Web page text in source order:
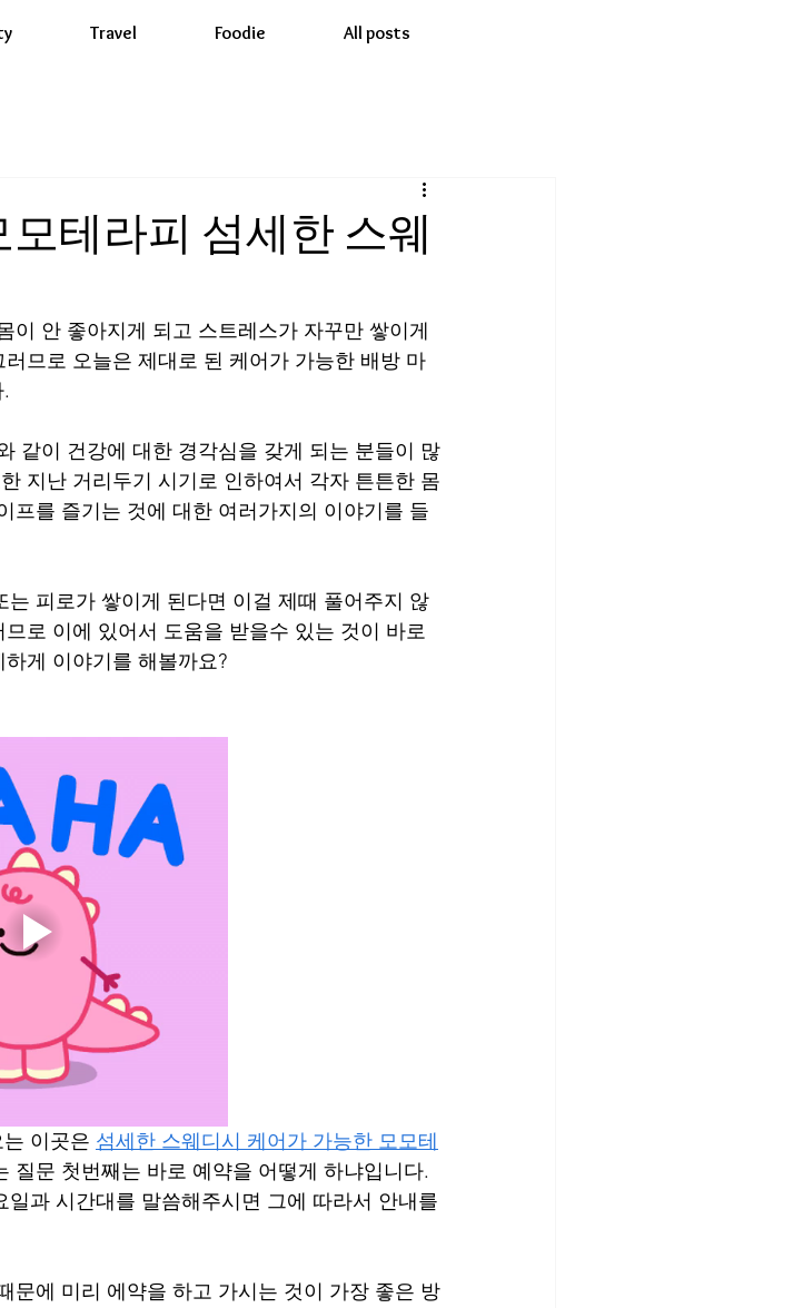
Travel Foodie All posts
테라피 섬세한 스웨
이 안 좋아지게 되고 스트레스가 자꾸만 쌓이게
므로 오늘은 제대로 된 케어가 가능한 배방 마
같이 건강에 대한 경각심을 갖게 되는 분들이 많
지난 거리두기 시기로 인하여서 각자 튼튼한 몸
프를 즐기는 것에 대한 여러가지의 이야기를 들
피로가 쌓이게 된다면 이걸 제때 풀어주지 않
로 이에 있어서 도움을 받을수 있는 것이 바로
게 이야기를 해볼까요?
이곳은 섬세한 스웨디시 케어가 가능한 모모테
질문 첫번째는 바로 예약을 어떻게 하냐입니다.
과 시간대를 말씀해주시면 그에 따라서 안내를
문에 미리 에약을 하고 가시는 것이 가장 좋은 방